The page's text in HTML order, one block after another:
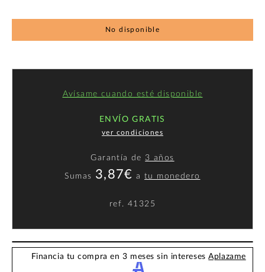
No disponible
Avísame cuando esté disponible
ENVÍO GRATIS
ver condiciones
Garantía de 3 años
Sumas 3,87€ atu monedero
ref. 41325
Financia tu compra en 3 meses sin interesesAplazame